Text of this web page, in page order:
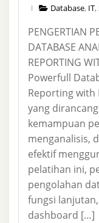
Database, IT,
PENGERTIAN
DATABASE
REPORTING
Powerfull
Reporting with
yang
kemampuan
menganalisis,
efektif
pelatihan ini,
pengolahan
fungsi
dashboard […]